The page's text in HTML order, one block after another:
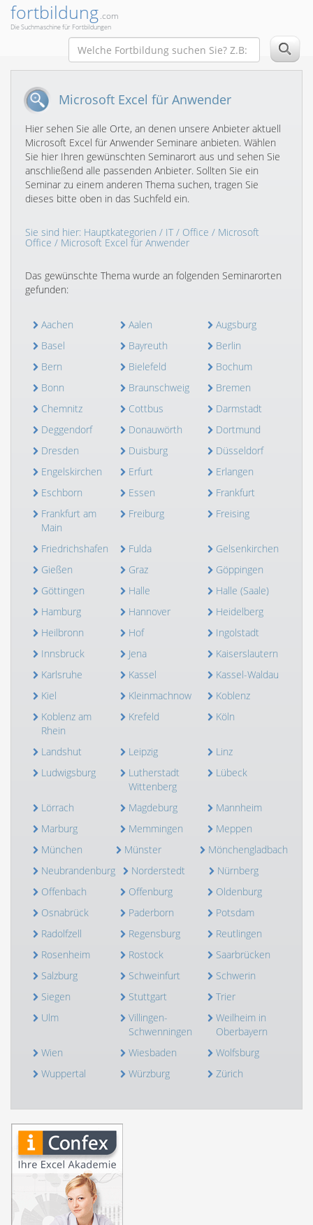
fortbildung.com
Die Suchmaschine für Fortbildungen
Microsoft Excel für Anwender
Hier sehen Sie alle Orte, an denen unsere Anbieter aktuell
Microsoft Excel für Anwender Seminare anbieten. Wählen
Sie hier Ihren gewünschten Seminarort aus und sehen Sie
anschließend alle passenden Anbieter. Sollten Sie ein
Seminar zu einem anderen Thema suchen, tragen Sie
dieses bitte oben in das Suchfeld ein.
Sie sind hier: Hauptkategorien / IT/ Office / Microsoft
Office / Microsoft Excel für Anwender
Das gewünschte Thema wurde an folgenden Seminarorten
gefunden:
Aachen Aalen
Augsburg
Basel
Bayreuth
Berlin
Bern
Bielefeld
Bochum
Bonn
Braunschweig
Bremen
Chemnitz
Cottbus
Darmstadt
Deggendorf
Donauwörth
Dortmund
Dresden
Duisburg
Düsseldorf
Engelskirchen
Erfurt
Erlangen
Eschborn
Essen
Frankfurt
Frankfurt am
Main
Freiburg Freising
Friedrichshafen Fulda
Gelsenkirchen
Gießen
Graz
Göppingen
Göttingen
Halle
Halle (Saale)
Hamburg
Hannover
Heidelberg
Heilbronn
Hof
Ingolstadt
Innsbruck
Jena
Kaiserslautern
Karlsruhe
Kassel
Kassel-Waldau
Kiel
Kleinmachnow
Koblenz
Koblenz am
Rhein
Krefeld Köln
Landshut Leipzig
Linz
Ludwigsburg
Lutherstadt
Wittenberg
Lübeck
Lörrach Magdeburg
Mannheim
Marburg
Memmingen
Meppen
München
Münster
Mönchengladbach
Neubrandenburg
Norderstedt
Nürnberg
Offenbach
Offenburg
Oldenburg
Osnabrück
Paderborn
Potsdam
Radolfzell
Regensburg
Reutlingen
Rosenheim
Rostock
Saarbrücken
Salzburg
Schweinfurt
Schwerin
Siegen
Stuttgart
Trier
Ulm
Villingen-
Schwenningen
Weilheim in
Oberbayern
Wien
Wiesbaden
Wolfsburg
Wuppertal
Würzburg Zürich